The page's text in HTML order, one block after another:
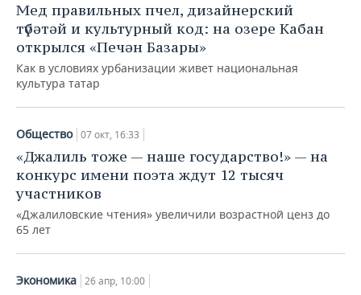
Мед правильных пчел, дизайнерский
түбәтәй и культурный код: на озере Кабан
открылся «Печән Базары»
Как в условиях урбанизации живет национальная
культура татар
Общество 07 окт, 16:33
«Джалиль тоже — наше государство!» — на
конкурс имени поэта ждут 12 тысяч
участников
«Джалиловские чтения» увеличили возрастной ценз до
65 лет
Экономика 26 апр, 10:00